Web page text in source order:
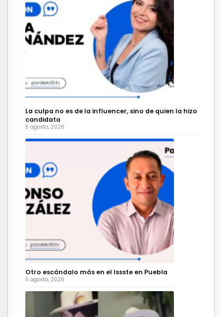
La culpa no es de la influencer, sino de quien la hizo
candidata
5 agosto, 2026
Otro escándalo más en el Issste en Puebla
5 agosto, 2026